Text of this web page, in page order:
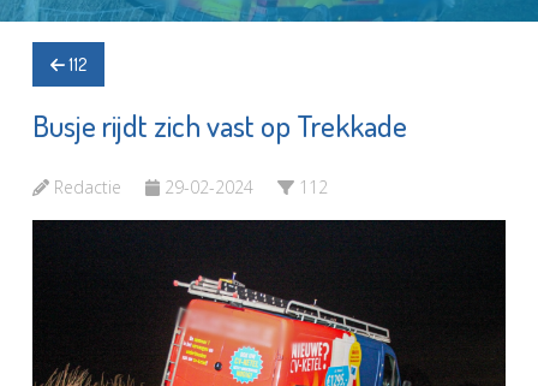
112
Busje rijdt zich vast op Trekkade
Redactie 29-02-2024 112